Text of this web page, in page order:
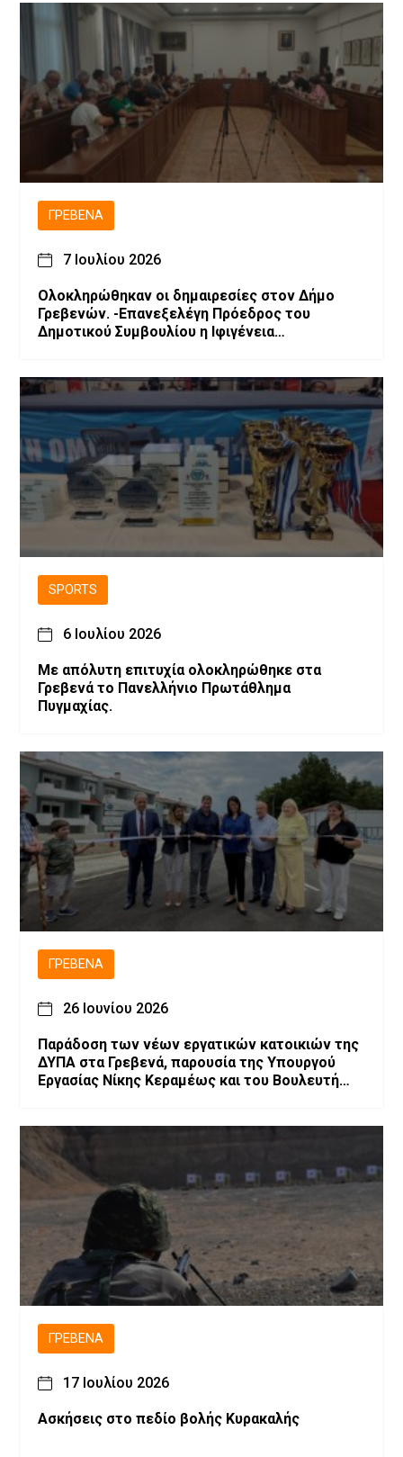
ΓΡΕΒΕΝΆ
7 Ιουλίου 2026
Ολοκληρώθηκαν οι δημαιρεσίες στον Δήμο
Γρεβενών. -Επανεξελέγη Πρόεδρος του
Δημοτικού Συμβουλίου η Ιφιγένεια
SPORTS
6 Ιουλίου 2026
Με απόλυτη επιτυχία ολοκληρώθηκε στα
Γρεβενά το Πανελλήνιο Πρωτάθλημα
Πυγμαχίας.
ΓΡΕΒΕΝΆ
26 Ιουνίου 2026
Παράδοση των νέων εργατικών κατοικιών της
ΔΥΠΑ στα Γρεβενά, παρουσία της Υπουργού
Εργασίας Νίκης Κεραμέως και του Βουλευτή
ΓΡΕΒΕΝΆ
17 Ιουλίου 2026
Ασκήσεις στο πεδίο βολής Κυρακαλής